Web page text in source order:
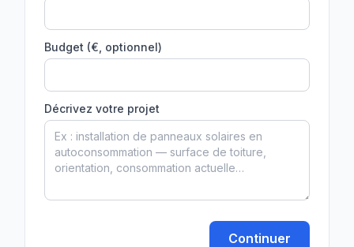
Budget (€, optionnel)
Décrivez votre projet
Continuer